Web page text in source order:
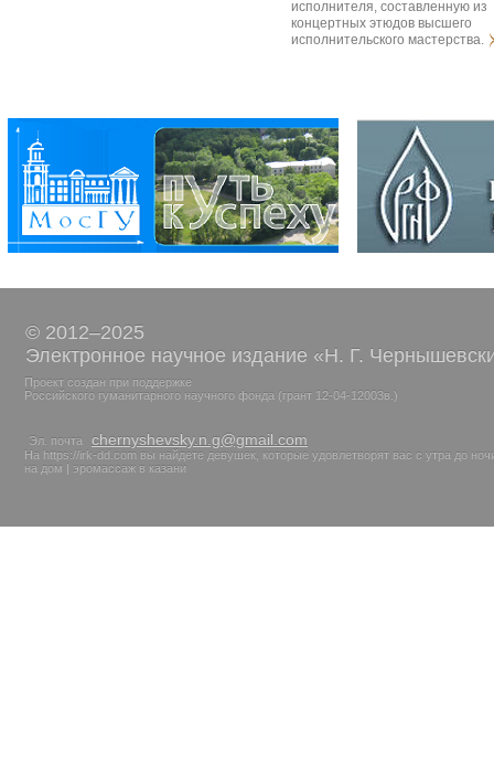
исполнителя, составленную из
концертных этюдов высшего
исполнительского мастерства.
© 2012–2025
Электронное научное издание «Н. Г.
Проект создан при поддержке
Российского гуманитарного научного фонда (грант 12-04-12003в.)
Эл. почта chernyshevsky.n.g@gmail.com
На https://irk-dd.com вы найдете девушек, которые удовлетворят вас с утра до
на дом | эромассаж в казани